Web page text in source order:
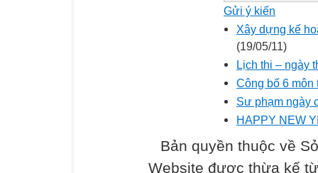
Gửi ý kiến
Xây dựng kế
(19/05/11)
Lịch thi – ngày
Công bố 6 môn
Sư phạm ngày
HAPPY NEW
Bản quyền thuộc về
Website được thừa kế